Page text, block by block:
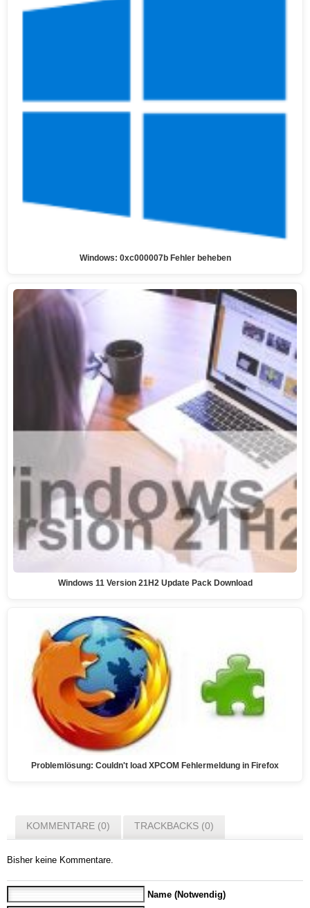
Windows: 0xc000007b Fehler beheben
Windows 11 Version 21H2 Update Pack Download
Problemlösung: Couldn't load XPCOM Fehlermeldung in Firefox
KOMMENTARE (0) TRACKBACKS (0)
Bisher keine Kommentare.
Name (Notwendig)